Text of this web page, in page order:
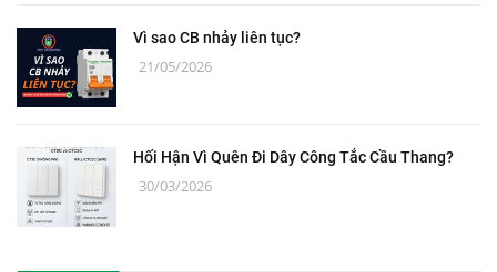
Vì sao CB nhảy liên tục?
21/05/2026
Hối Hận Vì Quên Đi Dây Công Tắc Cầu Thang?
30/03/2026